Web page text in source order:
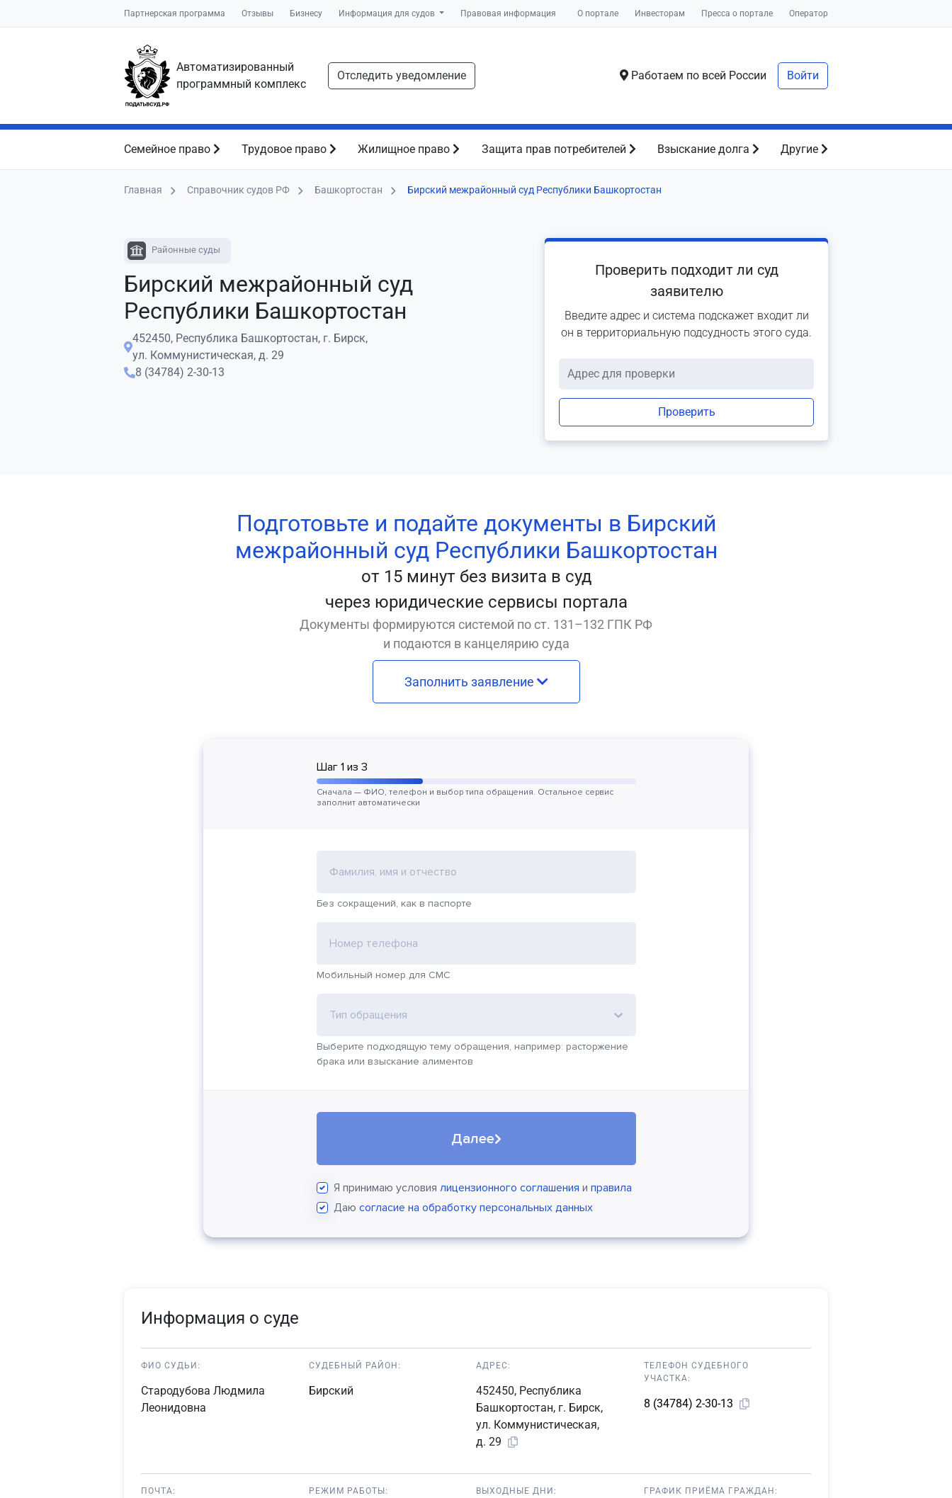
Партнерская программа Отзывы Бизнесу Информация для судов Правовая информация О портале Инвесторам Пресса о портале Оператор
Автоматизированный
программный комплекс
Отследить уведомление Работаем по всей России Войти
Семейное право Трудовое право Жилищное право Защита прав потребителей Взыскание долга Другие
Главная Справочник судов РФ Башкортостан Бирский межрайонный суд Республики Башкортостан
Районные суды
Бирский межрайонный суд
Республики Башкортостан
452450, Республика Башкортостан, г. Бирск,
ул. Коммунистическая, д. 29
8 (34784) 2-30-13
Проверить подходит ли суд
заявителю
Введите адрес и система подскажет входит ли
он в территориальную подсудность этого суда.
Проверить
Подготовьте и подайте документы в Бирский
межрайонный суд Республики Башкортостан
от 15 минут без визита в суд
через юридические сервисы портала
Документы формируются системой по ст. 131–132 ГПК РФ
и подаются в канцелярию суда
Заполнить заявление
Шаг 1 из 3
Сначала — ФИО, телефон и выбор типа обращения. Остальное сервис
заполнит автоматически
Фамилия, имя и отчество
Без сокращений, как в паспорте
Номер телефона
Мобильный номер для СМС
Тип обращения
Выберите подходящую тему обращения, например: расторжение
брака или взыскание алиментов
Далее
Я принимаю условия лицензионного соглашения и правила
Даю согласие на обработку персональных данных
Информация о суде
ФИО СУДЬИ:
Стародубова Людмила
Леонидовна
СУДЕБНЫЙ РАЙОН:
Бирский
АДРЕС:
452450, Республика
Башкортостан, г. Бирск,
ул. Коммунистическая,
д. 29
ТЕЛЕФОН СУДЕБНОГО
УЧАСТКА:
8 (34784) 2-30-13
ПОЧТА: РЕЖИМ РАБОТЫ: ВЫХОДНЫЕ ДНИ: ГРАФИК ПРИЁМА ГРАЖДАН: